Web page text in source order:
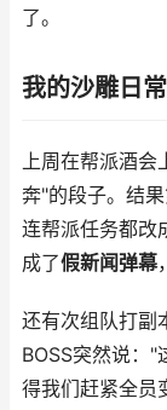
了。
我的沙雕日常
上周在帮派酒会
奔"的段子。结
连帮派任务都改
成了假新闻弹幕
还有次组队打副
BOSS突然说："
得我们赶紧全员